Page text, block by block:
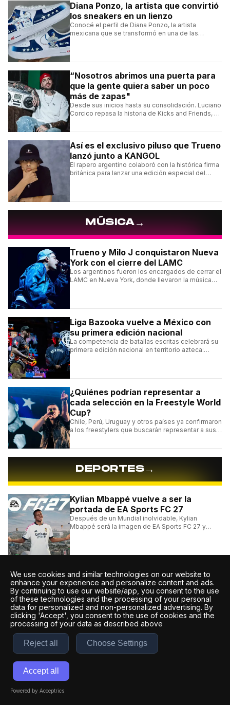
Diana Ponzo, la artista que convirtió
los sneakers en un lienzo
Conocé el perfil de Diana Ponzo, la artista
mexicana que se transformó en una de las
“Nosotros abrimos una puerta para
que la gente quiera saber un poco
más de zapas"
Desde sus inicios hasta su consolidación. Luciano
Corcico repasa la historia de Kicks and Friends, el
Así es el exclusivo piluso que Trueno
lanzó junto a KANGOL
El rapero argentino colaboró con la histórica firma
británica para lanzar una edición especial del
MÚSICA→
Trueno y Milo J conquistaron Nueva
York con el cierre del LAMC
Los argentinos fueron los encargados de cerrar el
LAMC en Nueva York, donde llevaron la música
Liga Bazooka vuelve a México con
su primera edición nacional
La competencia de batallas escritas celebrará su
primera edición nacional en territorio azteca:
¿Quiénes podrían representar a
cada selección en la Freestyle World
Cup?
Chile, Perú, Uruguay y otros países ya confirmaron
a los freestylers que buscarán representar a sus
DEPORTES→
Kylian Mbappé vuelve a ser la
portada de EA Sports FC 27
Después de un Mundial inolvidable, Kylian
Mbappé será la imagen de EA Sports FC 27 y
Los conceptos que tenés que
conocer para entender una
competencia de parkour
Conocé los movimientos, formatos de
competencia y tecnicismos esenciales para
seguir una competencia de parkour sin perderte
ningún detalle.
Los destacados del skate
latinoamericano x Street Art Latam
We use cookies and similar technologies on our website to
enhance your experience and personalize content and ads.
By continuing to use our website/app, you consent to the use
of these technologies and the processing of your personal
data for personalized and non-personalized advertising. By
clicking 'Accept', you consent to the use of cookies and the
processing of your data as described above
Reject all Choose Settings
Accept all
Powered by Acceptrics